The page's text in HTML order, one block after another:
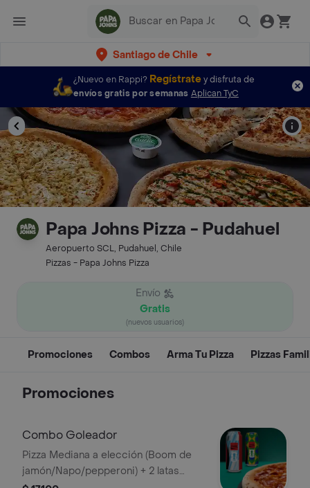
Santiago de Chile
¿Nuevo en Rappi? Regístratey disfruta de
envíos gratis por semanas Aplican TyC
Papa Johns Pizza - Pudahuel
Aeropuerto SCL, Pudahuel, Chile
Pizzas - Papa Johns Pizza
Envío
Gratis
(nuevos usuarios)
Promociones Combos Arma Tu Pizza Pizzas
Promociones
Combo Goleador
Pizza Mediana a elección (Boom de
jamón/Napo/pepperoni) + 2 latas